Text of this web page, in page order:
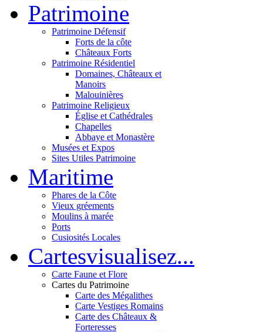
Patrimoine
Patrimoine Défensif
Forts de la côte
Châteaux Forts
Patrimoine Résidentiel
Domaines, Châteaux et
Manoirs
Malouinières
Patrimoine Religieux
Église et Cathédrales
Chapelles
Abbaye et Monastère
Musées et Expos
Sites Utiles Patrimoine
Maritime
Phares de la Côte
Vieux gréements
Moulins à marée
Ports
Cusiosités Locales
Cartesvisualisez...
Carte Faune et Flore
Cartes du Patrimoine
Carte des Mégalithes
Carte Vestiges Romains
Carte des Châteaux &
Forteresses